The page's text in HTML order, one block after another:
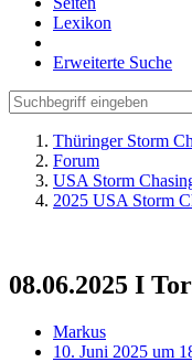
Lexikon
Erweiterte Suche
Thüringer Storm
Forum
USA Storm
2025 USA Storm
08.06.2025 I
Markus
10. Juni 2025 um